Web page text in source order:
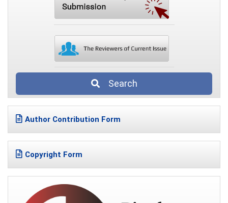
Search
Author Contribution Form
Copyright Form